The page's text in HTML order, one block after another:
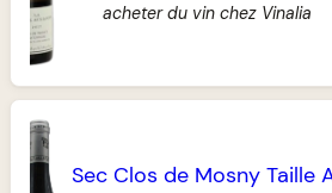
acheter du vin chez Vinalia
Sec Clos de Mosny Taille